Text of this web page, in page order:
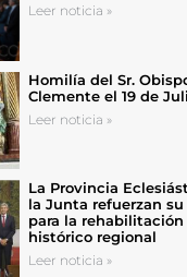
Leer noticia »
Homilía del Sr.
Clemente el 19 de
Leer noticia »
La Provincia
la Junta refuerzan
para la
histórico regional
Leer noticia »